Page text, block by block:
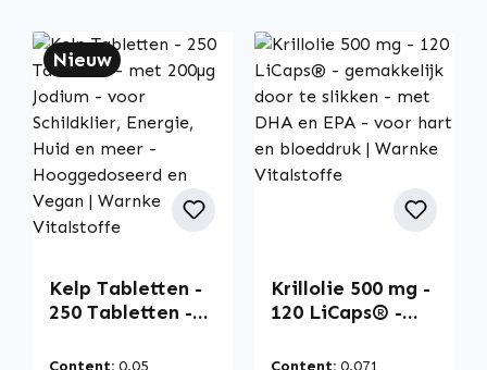
Nieuw
Kelp Tabletten -
250 Tabletten -
Jodium - voor
Content: 0.05
Krillolie 500 mg -
120 LiCaps® -
te slikken - met
Content: 0.071